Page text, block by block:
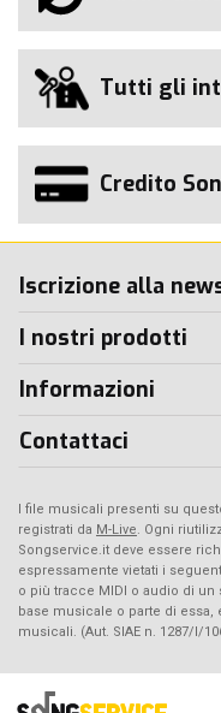
Tutti gli
Credito
Iscrizione alla
I nostri prodotti
Informazioni
Contattaci
I file musicali presenti su
registrati da M-Live. Ogni
Songservice.it deve essere
espressamente vietati i
o più tracce MIDI o audio di
base musicale o parte di
musicali. (Aut. SIAE n. 1287/I/